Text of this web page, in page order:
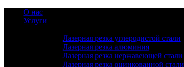
О нас
Услуги
Лазерная резка углеродистой стали
Лазерная резка алюминия
Лазерная резка нержавеющей стали
Лазерная резка оцинкованной стали